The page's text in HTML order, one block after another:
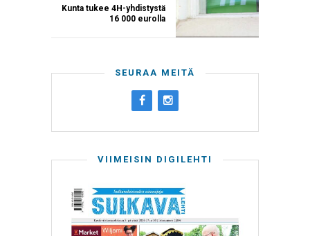
Kunta tukee 4H-yhdistystä
16 000 eurolla
SEURAA MEITÄ
VIIMEISIN DIGILEHTI